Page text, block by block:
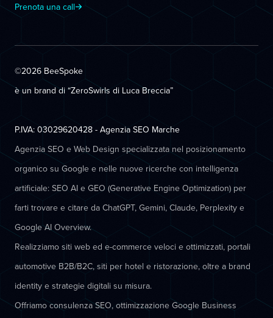
Prenota una call
©2026 BeeSpoke
è un brand di “ZeroSwirls di Luca Breccia”
P.IVA: 03029620428 - Agenzia SEO Marche
Agenzia SEO e Web Design specializzata nel posizionamento
organico su Google e nelle nuove ricerche con intelligenza
artificiale: SEO AI e GEO (Generative Engine Optimization) per
farti trovare e citare da ChatGPT, Gemini, Claude, Perplexity e
Google AI Overview.
Realizziamo siti web ed e-commerce veloci e ottimizzati, portali
automotive B2B/B2C, siti per hotel e ristorazione, oltre a brand
identity e strategie digitali su misura.
Offriamo consulenza SEO, ottimizzazione Google Business